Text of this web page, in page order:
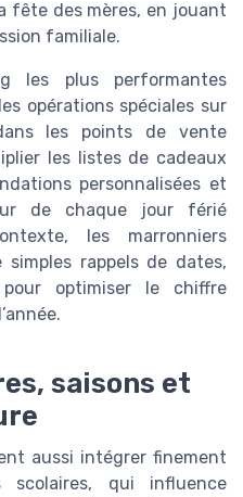
fête des mères, en jouant
familiale.
les plus performantes
opérations spéciales sur
les points de vente
les listes de cadeaux
personnalisées et
de chaque jour férié
les marronniers
rappels de dates,
optimiser le chiffre
saisons et
aussi intégrer finement
qui influence